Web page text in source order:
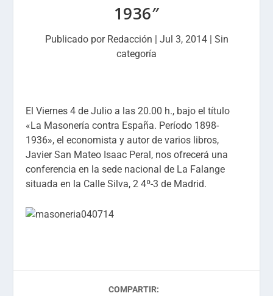
1936″
Publicado por Redacción | Jul 3, 2014| Sin
categoría
El Viernes 4 de Julio a las 20.00 h., bajo el título
«La Masonería contra España. Período 1898-
1936», el economista y autor de varios libros,
Javier San Mateo Isaac Peral, nos ofrecerá una
conferencia en la sede nacional de La Falange
situada en la Calle Silva, 2 4º-3 de Madrid.
COMPARTIR: